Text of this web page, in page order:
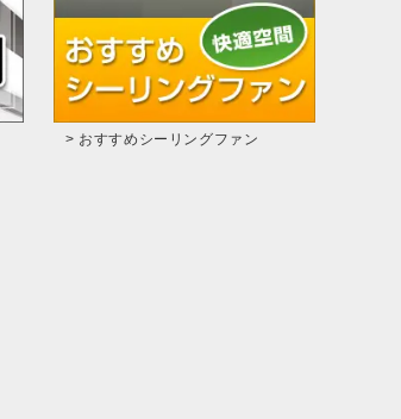
> おすすめシーリングファン